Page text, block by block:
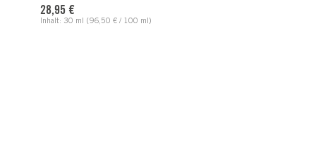
Inhalt: 30 ml (96,50 € / 100 ml)
28,95 €